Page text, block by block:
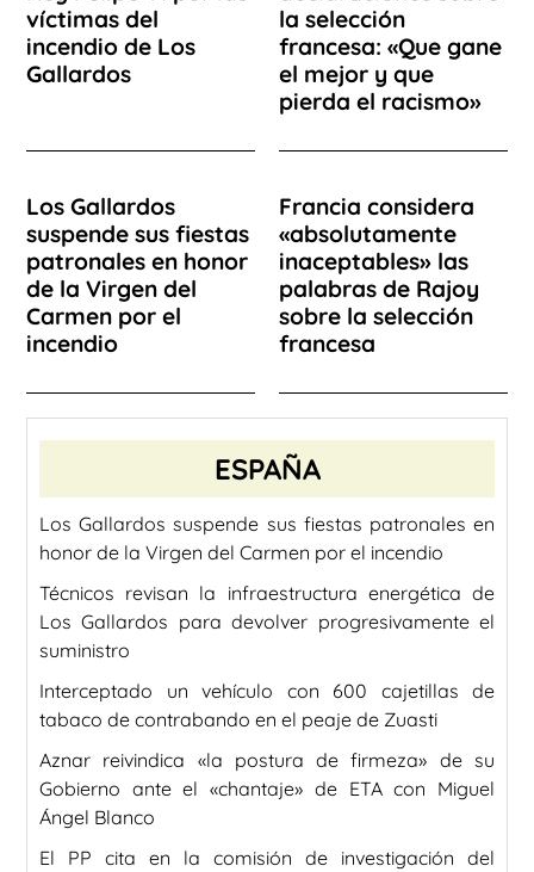
víctimas del
incendio de Los
Gallardos
la selección
francesa: «Que gane
el mejor y que
pierda el racismo»
Los Gallardos
suspende sus fiestas
patronales en honor
de la Virgen del
Carmen por el
incendio
Francia considera
«absolutamente
inaceptables» las
palabras de Rajoy
sobre la selección
francesa
ESPAÑA
Los Gallardos suspende sus fiestas patronales en
honor de la Virgen del Carmen por el incendio
Técnicos revisan la infraestructura energética de
Los Gallardos para devolver progresivamente el
suministro
Interceptado un vehículo con 600 cajetillas de
tabaco de contrabando en el peaje de Zuasti
Aznar reivindica «la postura de firmeza» de su
Gobierno ante el «chantaje» de ETA con Miguel
Ángel Blanco
El PP cita en la comisión de investigación del